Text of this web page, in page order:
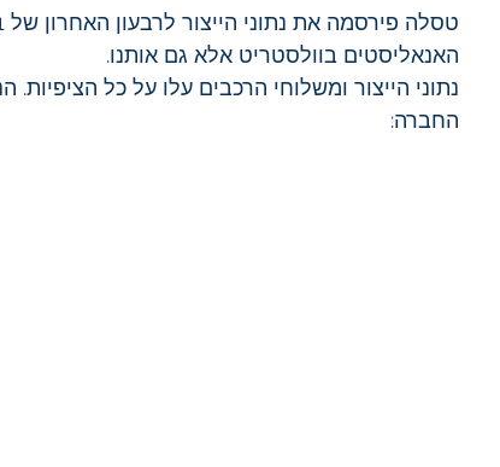
האנאליסטים בוולסטריט אלא גם אותנו.
נתוני הייצור ומשלוחי הרכבים עלו על כל
החברה: